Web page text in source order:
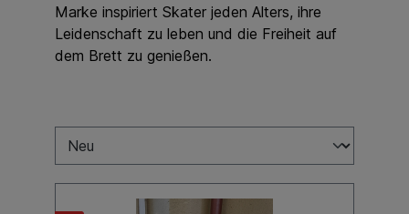
Marke inspiriert Skater jeden Alters, ihre
Leidenschaft zu leben und die Freiheit auf
dem Brett zu genießen.